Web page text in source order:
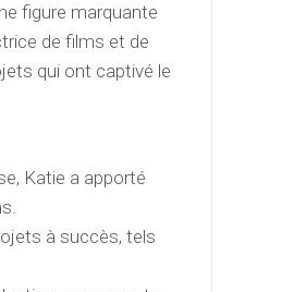
figure marquante
de films et de
qui ont captivé le
Katie a apporté
à succès, tels